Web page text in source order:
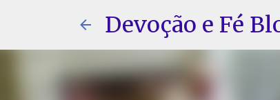
Devoção e Fé